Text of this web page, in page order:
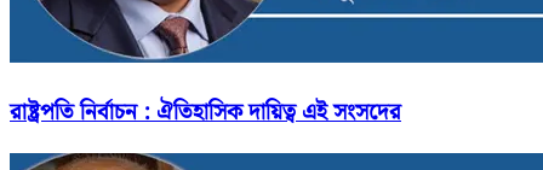
রাষ্ট্রপতি নির্বাচন : ঐতিহাসিক দায়িত্ব এই সংসদের